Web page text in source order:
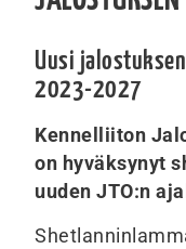
Uusi
2023-2027
Kennelliiton
on hyväksynyt
uuden JTO:n